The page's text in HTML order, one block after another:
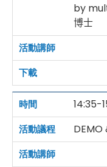
by
博士
14:35-